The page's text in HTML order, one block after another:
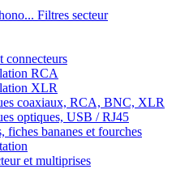
Filtres secteur
connecteurs
RCA
XLR
coaxiaux, RCA, BNC, XLR
optiques, USB / RJ45
fiches bananes et fourches
et multiprises